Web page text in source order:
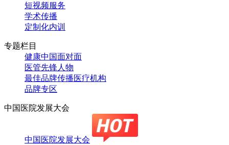
短视频服务
学术传播
定制化内训
专题栏目
健康中国面对面
医管先锋人物
最佳品牌传播医疗机构
品牌专区
中国医院发展大会
中国医院发展大会